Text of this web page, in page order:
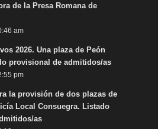
de la Presa Romana de
am
2026. Una plaza de Peón
provisional de admitidos/as
pm
la provisión de dos plazas de
Local Consuegra. Listado
as